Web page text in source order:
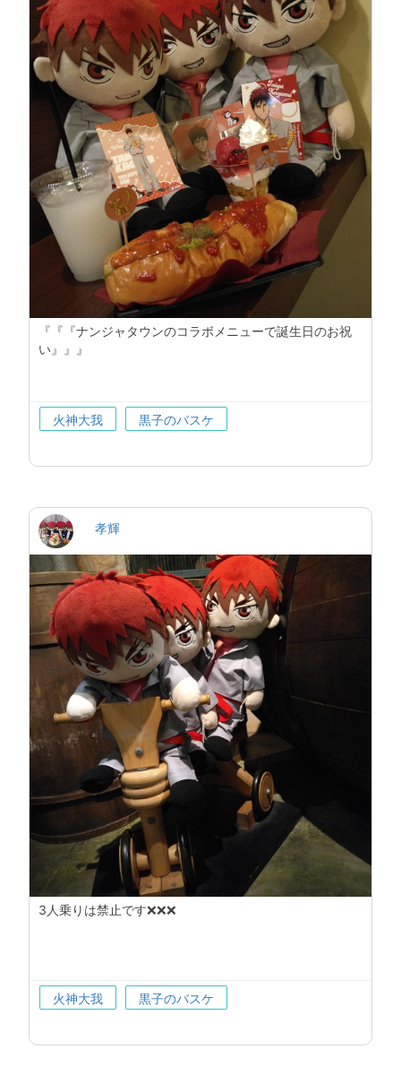
『『『ナンジャタウンのコラボメニューで誕生日のお祝
い』』』
火神大我 黒子のバスケ
孝輝
3人乗りは禁止です❌❌❌
火神大我 黒子のバスケ